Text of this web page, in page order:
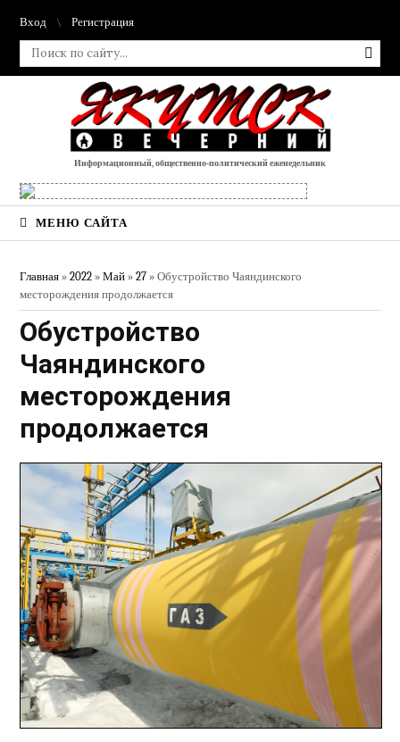
Вход Регистрация
Информационный, общественно-политический еженедельник
МЕНЮ САЙТА
Главная »2022 » Май » 27 » Обустройство Чаяндинского
месторождения продолжается
Обустройство
Чаяндинского
месторождения
продолжается